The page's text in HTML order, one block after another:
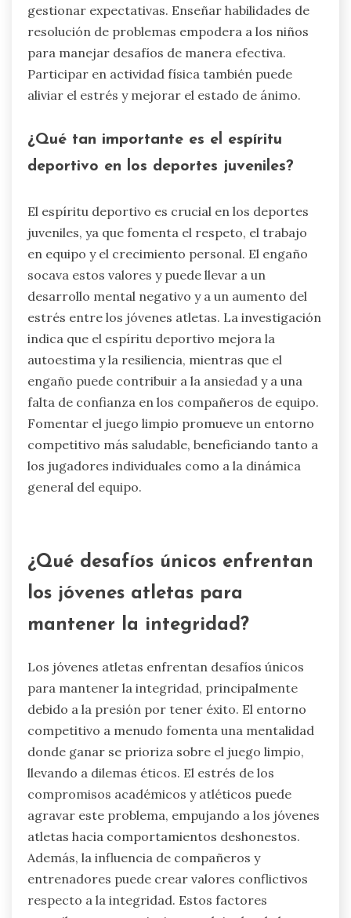
¿Qué técnicas pueden ayudar a los
niños a hacer frente a la presión?
Los niños pueden hacer frente a la presión a
través de diversas técnicas. Las prácticas de
la meditación, ayudan a reducir la ansiedad.
Fomentar la comunicación abierta permite a los
preocupaciones. Establecer metas realistas
fomenta un sentido de logro mientras se
minimiza el estrés. El refuerzo positivo
construye confianza, ayudando a los niños a
gestionar expectativas. Enseñar habilidades de
resolución de problemas empodera a los niños
para manejar desafíos de manera efectiva.
Participar en actividad física también puede
aliviar el estrés y mejorar el estado de ánimo.
¿Qué tan importante es el espíritu
deportivo en los deportes juveniles?
El espíritu deportivo es crucial en los deportes
socava estos valores y puede llevar a un
estrés entre los jóvenes atletas. La investigación
indica que el espíritu deportivo mejora la
engaño puede contribuir a la ansiedad y a una
falta de confianza en los compañeros de equipo.
Fomentar el juego limpio promueve un entorno
competitivo más saludable, beneficiando tanto a
los jugadores individuales como a la dinámica
general del equipo.